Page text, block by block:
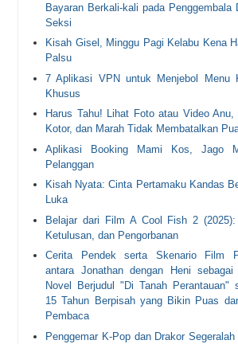
Bayaran Berkali-kali pada Penggembala
Seksi
Kisah Gisel, Minggu Pagi Kelabu Kena
Palsu
7 Aplikasi VPN untuk Menjebol Menu
Khusus
Harus Tahu! Lihat Foto atau Video Anu,
Kotor, dan Marah Tidak Membatalkan
Aplikasi Booking Mami Kos, Jago
Pelanggan
Kisah Nyata: Cinta Pertamaku Kandas
Luka
Belajar dari Film A Cool Fish 2 (2025):
Ketulusan, dan Pengorbanan
Cerita Pendek serta Skenario Film
antara Jonathan dengan Heni sebagai
Novel Berjudul "Di Tanah Perantauan"
15 Tahun Berpisah yang Bikin Puas
Pembaca
Penggemar K-Pop dan Drakor Segeralah